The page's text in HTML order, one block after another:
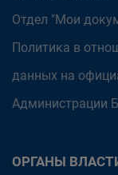
Отдел "Мои
Политика в
данных на
Администрации
ОРГАНЫ